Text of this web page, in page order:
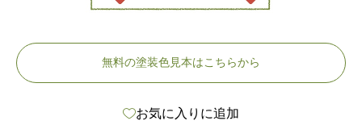
無料の塗装色見本はこちらから
お気に入りに追加